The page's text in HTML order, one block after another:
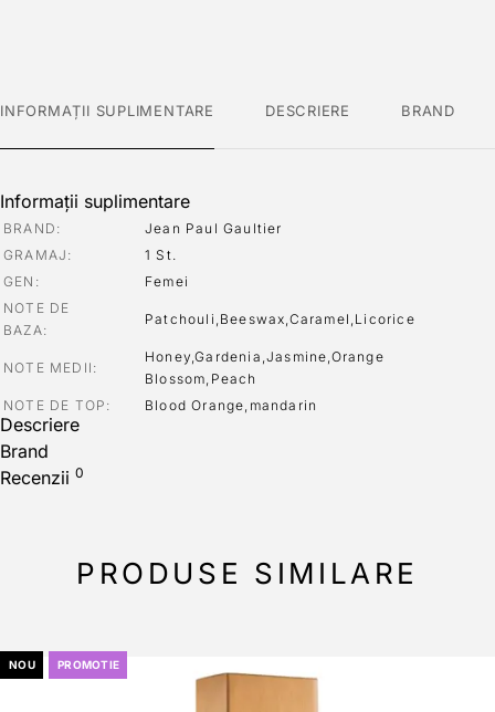
INFORMAȚII SUPLIMENTARE DESCRIERE BRAND
Informații suplimentare
BRAND
Jean Paul Gaultier
GRAMAJ
1 St.
GEN
Femei
NOTE DE
BAZA
Patchouli,Beeswax,Caramel,Licorice
NOTE MEDII
Honey,Gardenia,Jasmine,Orange
Blossom,Peach
NOTE DE TOP
Blood Orange,mandarin
Descriere
Brand
Recenzii 0
PRODUSE SIMILARE
NOU PROMOTIE